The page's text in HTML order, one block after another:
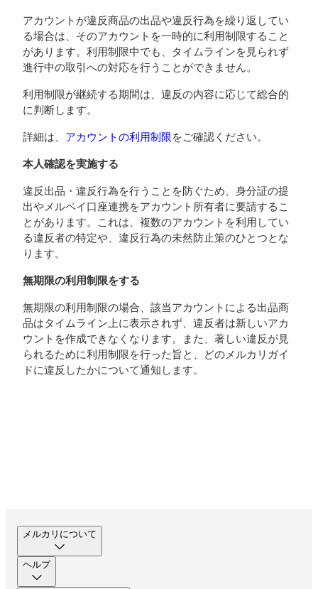
アカウントが違反商品の出品や違反行為を繰り返してい
る場合は、そのアカウントを一時的に利用制限すること
があります。利用制限中でも、タイムラインを見られず
進行中の取引への対応を行うことができません。
利用制限が継続する期間は、違反の内容に応じて総合的
に判断します。
詳細は、 アカウントの利用制限をご確認ください。
本人確認を実施する
違反出品・違反行為を行うことを防ぐため、身分証の提
出やメルペイ口座連携をアカウント所有者に要請するこ
とがあります。これは、複数のアカウントを利用してい
る違反者の特定や、違反行為の未然防止策のひとつとな
ります。
無期限の利用制限をする
無期限の利用制限の場合、該当アカウントによる出品商
品はタイムライン上に表示されず、違反者は新しいアカ
ウントを作成できなくなります。また、著しい違反が見
られるために利用制限を行った旨と、どのメルカリガイ
ドに違反したかについて通知します。
メルカリについて
ヘルプ